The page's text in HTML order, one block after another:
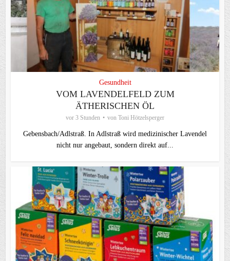
Gesundheit
VOM LAVENDELFELD ZUM
ÄTHERISCHEN ÖL
vor 3 Stunden von Toni Hötzelsperger
Gebensbach/Adlstraß. In Adlstraß wird medizinischer Lavendel
nicht nur angebaut, sondern direkt auf...